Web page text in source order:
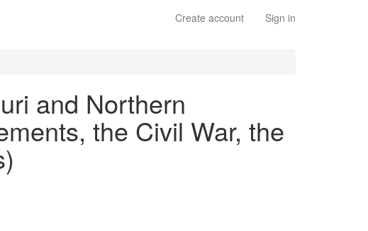
Create account Sign in
and Northern
the Civil War, the